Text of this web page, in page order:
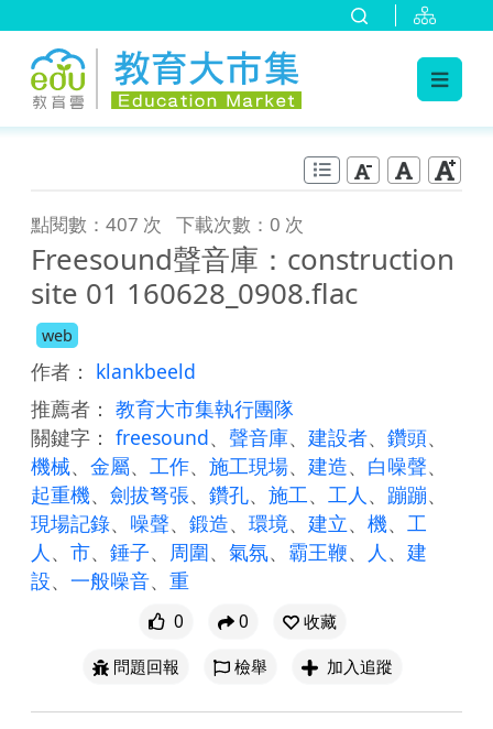
點閱數：407 次 下載次數：0 次
Freesound聲音庫：construction
site 01 160628_0908.flac
web
作者： klankbeeld
推薦者： 教育大市集執行團隊
關鍵字： freesound、 聲音庫、 建設者、 鑽頭、
機械、 金屬、 工作、 施工現場、 建造、 白噪聲、
起重機、 劍拔弩張、 鑽孔、 施工、 工人 、 蹦蹦、
現場記錄、 噪聲、 鍛造、 環境、 建立、 機、 工
人 、 市、 錘子、 周圍、 氣氛、 霸王鞭、 人 、 建
設、 一般噪音、 重
0 0
收藏
問題回報
檢舉 加入追蹤